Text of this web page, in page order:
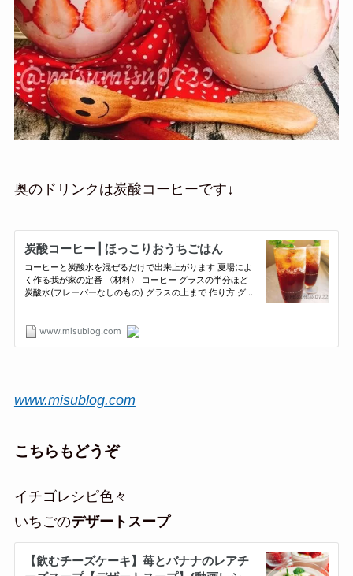
奥のドリンクは炭酸コーヒーです↓
www.misublog.com
こちらもどうぞ
イチゴレシピ色々
いちごのデザートスープ